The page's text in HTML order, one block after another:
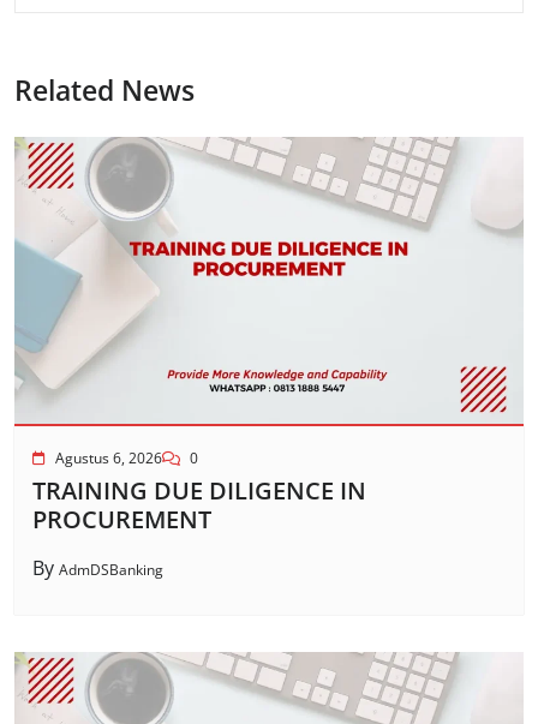
Related News
Agustus 6, 2026 0
TRAINING DUE DILIGENCE IN
PROCUREMENT
By AdmDSBanking